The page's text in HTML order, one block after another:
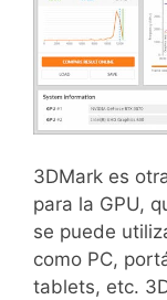
3DMark es
para la GPU,
se puede
como PC,
tablets, etc.